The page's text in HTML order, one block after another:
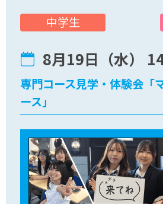
8月19日（水）
中学生
専門コース見学・体験会「
ース」